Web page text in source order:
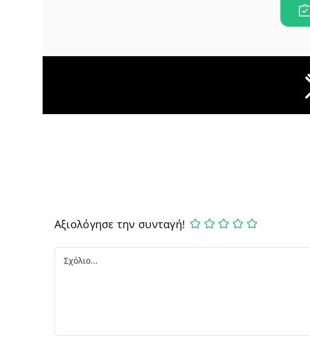
Αξιολόγησε την συνταγή!
Comment